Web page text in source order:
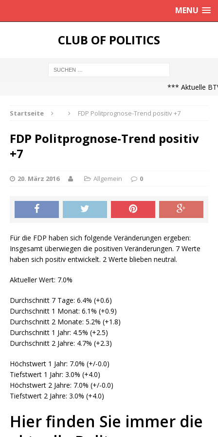
MENU
CLUB OF POLITICS
*** Aktuelle
Startseite FDP Politprognose-Trend positiv +7
FDP Politprognose-Trend positiv
+7
20. März 2016 Allgemein 0
Für die FDP haben sich folgende Veränderungen ergeben:
Insgesamt überwiegen die positiven Veränderungen. 7 Werte
haben sich positiv entwickelt. 2 Werte blieben neutral.
Aktueller Wert: 7.0%
Durchschnitt 7 Tage: 6.4% (+0.6)
Durchschnitt 1 Monat: 6.1% (+0.9)
Durchschnitt 2 Monate: 5.2% (+1.8)
Durchschnitt 1 Jahr: 4.5% (+2.5)
Durchschnitt 2 Jahre: 4.7% (+2.3)
Höchstwert 1 Jahr: 7.0% (+/-0.0)
Tiefstwert 1 Jahr: 3.0% (+4.0)
Höchstwert 2 Jahre: 7.0% (+/-0.0)
Tiefstwert 2 Jahre: 3.0% (+4.0)
Hier finden Sie immer die